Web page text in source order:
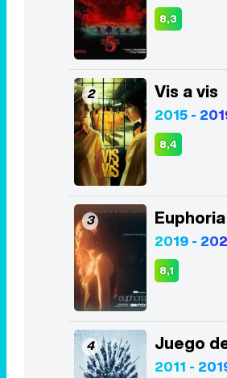
8,3
2 Vis a vis
2015 -
8,4
3 Euphoria
2019 -
8,1
4 Juego
2011 -